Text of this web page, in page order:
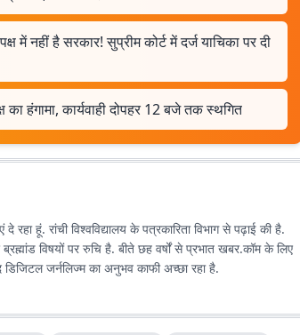
में नहीं है सरकार! सुप्रीम कोर्ट में दर्ज याचिका पर दी
हंगामा, कार्यवाही दोपहर 12 बजे तक स्थगित
रहा हूं. रांची विश्वविद्यालय के पत्रकारिता विभाग से पढ़ाई की है.
छह वर्षों से प्रभात खबर.कॉम के लिए
जर्नलिज्म का अनुभव काफी अच्छा रहा है.